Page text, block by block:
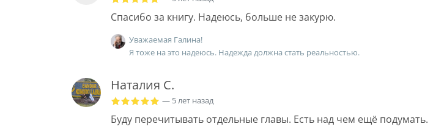
Спасибо за книгу. Надеюсь, больше не закурю.
Уважаемая Галина!
Я тоже на это надеюсь. Надежда должна стать реальностью.
Наталия С.
— 5 лет назад
Буду перечитывать отдельные главы. Есть над чем ещё подумать.